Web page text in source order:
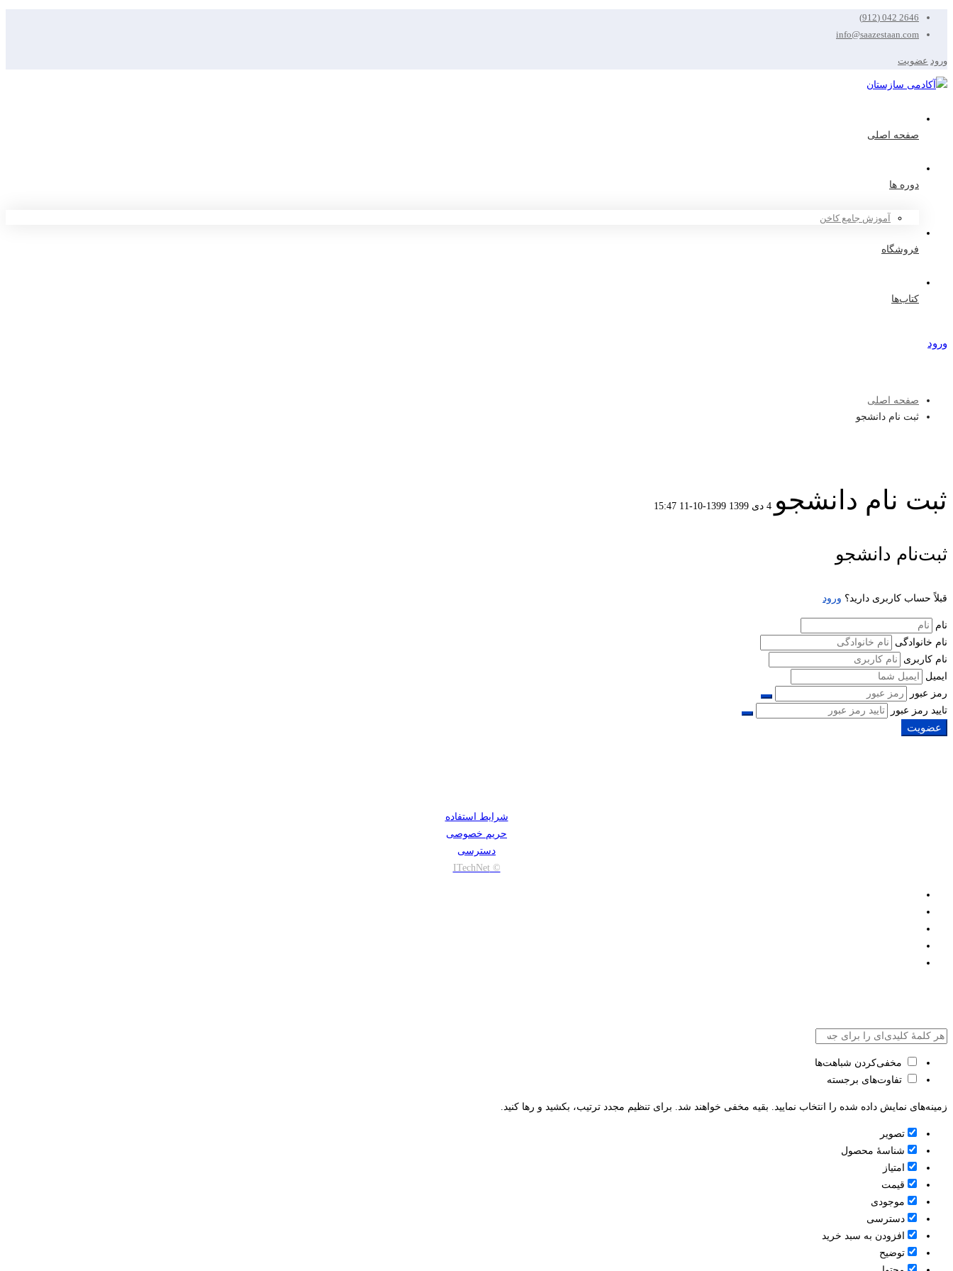
2646 042 (912)
info@saazestaan.com
ورود عضویت
صفحه اصلی
دوره ها
آموزش جامع کاخن
فروشگاه
کتاب‌ها
ورود
صفحه اصلی
ثبت نام دانشجو
ثبت نام دانشجو 4 دی 1399 1399-10-11 15:47
ثبت
نام
دانشجو
ثبت‌نام دانشجو
قبلاً حساب کاربری دارید؟ ورود
نام
نام خانوادگی
نام کاربری
ایمیل
رمز عبور
تایید رمز عبور
عضویت
شرایط استفاده
حریم خصوصی
دسترسی
© ITechNet
مخفی‌کردن شباهت‌ها
تفاوت‌های برجسته
زمینه‌های نمایش داده شده را انتخاب نمایید. بقیه مخفی خواهند شد. برای تنظیم مجدد ترتیب، بکشید و رها کنید.
تصویر
شناسۀ محصول
امتیاز
قيمت
موجودی
دسترسی
افزودن به سبد خرید
توضیح